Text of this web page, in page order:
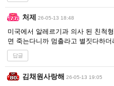
처제 26-05-13 18:48
미국에서 알레르기과 의사 된 친척
면 죽는다니까 멈출라고 별짓다하더
답글
김채원사랑해 26-05-13 19:05